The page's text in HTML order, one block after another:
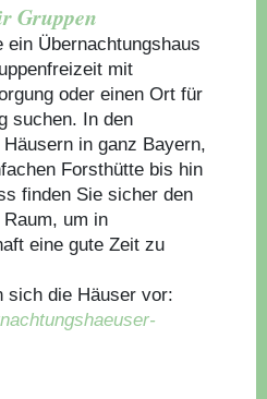
Gruppen
ein Übernachtungshaus
mit
oder einen Ort für
suchen. In den
in ganz Bayern,
Forsthütte bis hin
finden Sie sicher den
um in
eine gute Zeit zu
sich die Häuser vor: